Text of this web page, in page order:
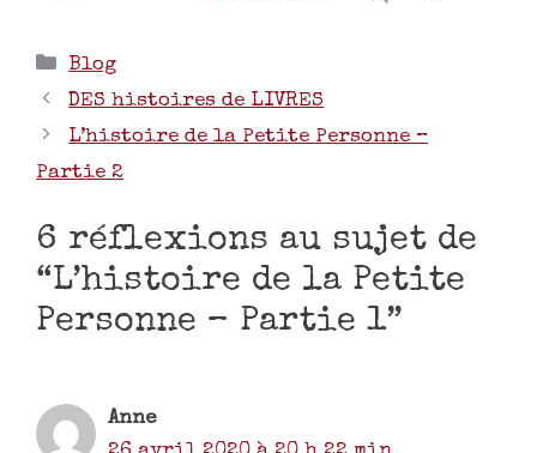
Blog
DES histoires de LIVRES
L’histoire de la Petite Personne –
Partie 2
6 réflexions au sujet de
“L’histoire de la Petite
Personne – Partie 1”
Anne